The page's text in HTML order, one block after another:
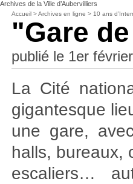
Archives de la Ville d’Aubervilliers
Accueil >Archives en ligne > 10 ans
"Gare
publié le 1er
La Cité
gigantesque
une gare,
halls, bureaux,
escaliers…